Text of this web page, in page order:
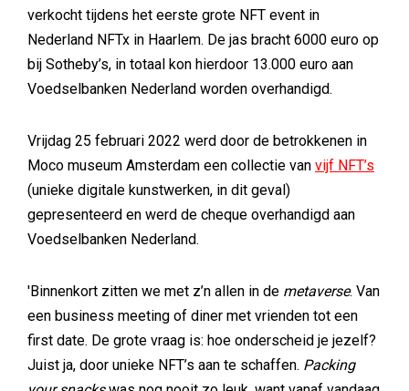
verkocht tijdens het eerste grote NFT event in
Nederland NFTx in Haarlem. De jas bracht 6000 euro op
bij Sotheby’s, in totaal kon hierdoor 13.000 euro aan
Voedselbanken Nederland worden overhandigd.
Vrijdag 25 februari 2022 werd door de betrokkenen in
Moco museum Amsterdam een collectie van vijf NFT’s
(unieke digitale kunstwerken, in dit geval)
gepresenteerd en werd de cheque overhandigd aan
Voedselbanken Nederland.
'Binnenkort zitten we met z’n allen in de metaverse. Van
een business meeting of diner met vrienden tot een
first date. De grote vraag is: hoe onderscheid je jezelf?
Juist ja, door unieke NFT’s aan te schaffen. Packing